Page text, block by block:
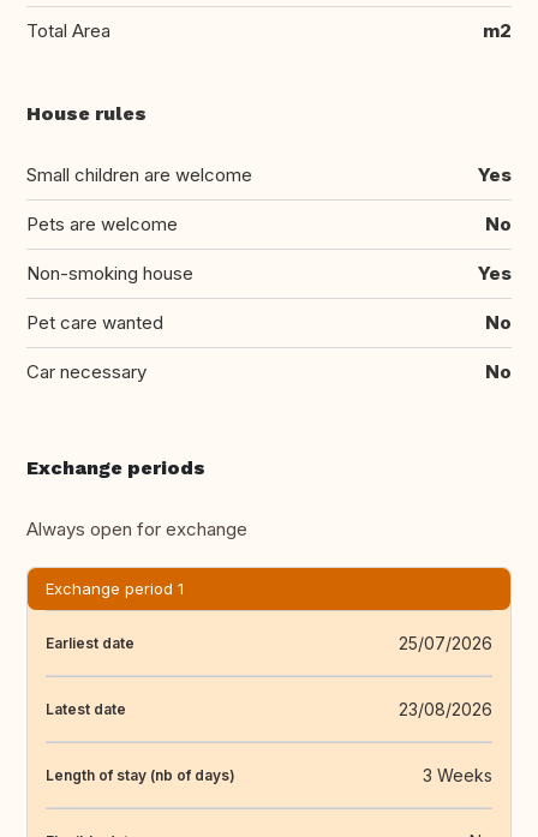
Total Area m2
House rules
Small children are welcome Yes
Pets are welcome No
Non-smoking house Yes
Pet care wanted No
Car necessary No
Exchange periods
Always open for exchange
Exchange period 1
Earliest date 25/07/2026
Latest date 23/08/2026
Length of stay (nb of days) 3 Weeks